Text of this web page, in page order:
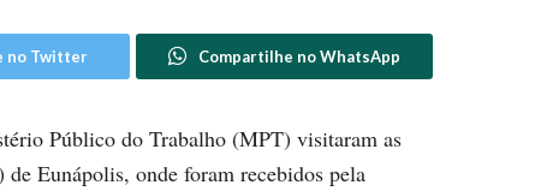
no Twitter Compartilhe no WhatsApp
Público do Trabalho (MPT) visitaram as
Eunápolis, onde foram recebidos pela